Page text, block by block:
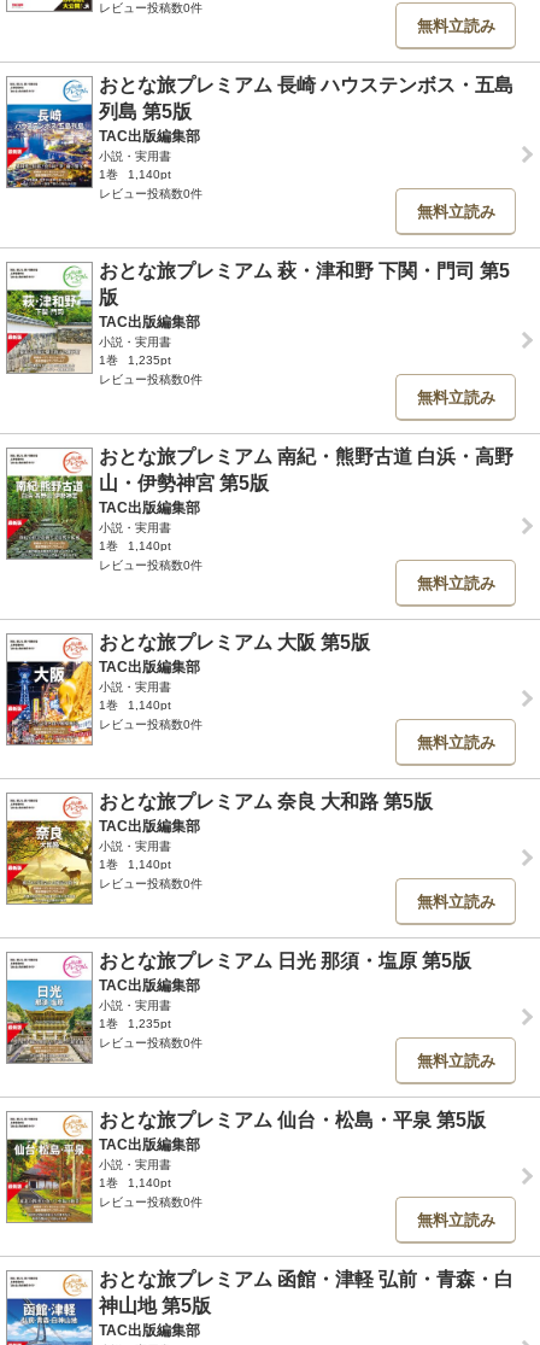
レビュー投稿数0件
無料立読み
おとな旅プレミアム 長崎 ハウステンボス・五島
列島 第5版
TAC出版編集部
小説・実用書
1巻
1,140pt
レビュー投稿数0件
無料立読み
おとな旅プレミアム 萩・津和野 下関・門司 第5
版
TAC出版編集部
小説・実用書
1巻
1,235pt
レビュー投稿数0件
無料立読み
おとな旅プレミアム 南紀・熊野古道 白浜・高野
山・伊勢神宮 第5版
TAC出版編集部
小説・実用書
1巻
1,140pt
レビュー投稿数0件
無料立読み
おとな旅プレミアム 大阪 第5版
TAC出版編集部
小説・実用書
1巻
1,140pt
レビュー投稿数0件
無料立読み
おとな旅プレミアム 奈良 大和路 第5版
TAC出版編集部
小説・実用書
1巻
1,140pt
レビュー投稿数0件
無料立読み
おとな旅プレミアム 日光 那須・塩原 第5版
TAC出版編集部
小説・実用書
1巻
1,235pt
レビュー投稿数0件
無料立読み
おとな旅プレミアム 仙台・松島・平泉 第5版
TAC出版編集部
小説・実用書
1巻
1,140pt
レビュー投稿数0件
無料立読み
おとな旅プレミアム 函館・津軽 弘前・青森・白
神山地 第5版
TAC出版編集部